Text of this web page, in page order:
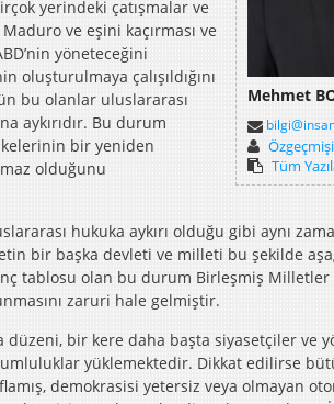
Mehmet
Özgeçmişi
Tüm
yerindeki çatışmalar ve
ve eşini kaçırması ve
yöneteceğini
oluşturulmaya çalışıldığını
bu olanlar uluslararası
aykırıdır. Bu durum
bir yeniden
olduğunu
hukuka aykırı olduğu gibi aynı
bir başka devleti ve milleti bu şekilde
tablosu olan bu durum Birleşmiş Milletler
zaruri hale gelmiştir.
düzeni, bir kere daha başta siyasetçiler ve
yüklemektedir. Dikkat edilirse
demokrasisi yetersiz veya olmayan